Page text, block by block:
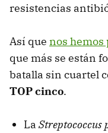
resistencias
Así que nos
que más se están
batalla sin cuartel
TOP cinco.
La Streptococcus